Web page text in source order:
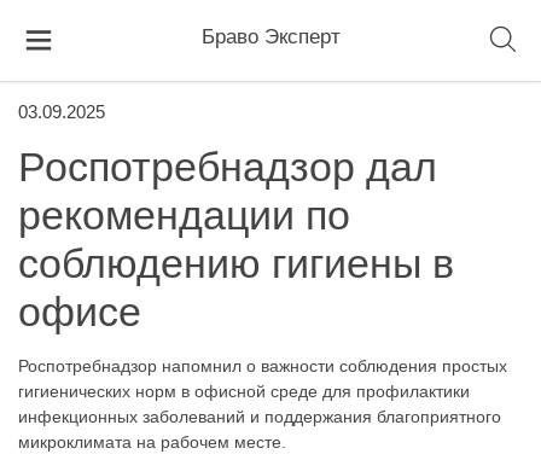
Браво Эксперт
03.09.2025
Роспотребнадзор дал
рекомендации по
соблюдению гигиены в
офисе
Роспотребнадзор напомнил о важности соблюдения простых
гигиенических норм в офисной среде для профилактики
инфекционных заболеваний и поддержания благоприятного
микроклимата на рабочем месте.